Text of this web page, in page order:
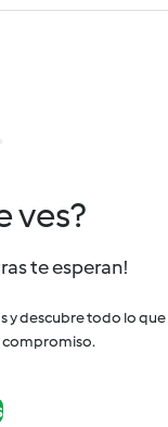
ves?
te esperan!
y descubre todo lo que
compromiso.